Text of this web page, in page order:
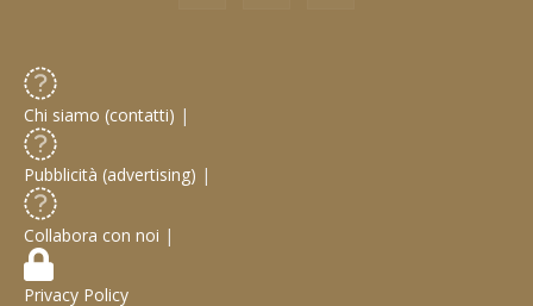
Chi siamo (contatti) |
Pubblicità (advertising) |
Collabora con noi |
Privacy Policy